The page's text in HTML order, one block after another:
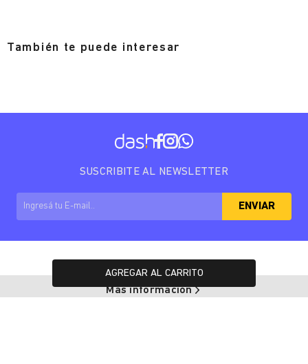
AGREGAR AL CARRITO
También te puede interesar
SUSCRIBITE AL NEWSLETTER
ENVIAR
Más información